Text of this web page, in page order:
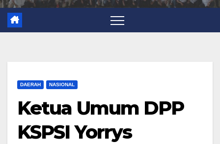
DAERAH NASIONAL
Ketua Umum DPP
KSPSI Yorrys